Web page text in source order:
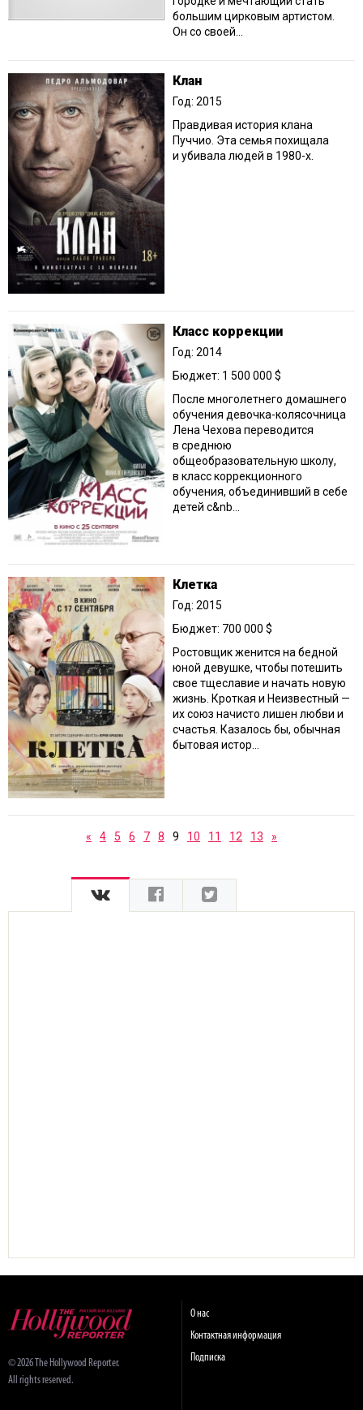
большим цирковым артистом.
Он со своей...
Клан
Год: 2015
Правдивая история клана
Пуччио. Эта семья похищала
и убивала людей в 1980-х.
Класс коррекции
Год: 2014
Бюджет: 1 500 000 $
После многолетнего домашнего
обучения девочка-колясочница
Лена Чехова переводится
в среднюю
общеобразовательную школу,
в класс коррекционного
обучения, объединивший в себе
детей с&nb...
Клетка
Год: 2015
Бюджет: 700 000 $
Ростовщик женится на бедной
юной девушке, чтобы потешить
свое тщеславие и начать новую
жизнь. Кроткая и Неизвестный —
их союз начисто лишен любви и
счастья. Казалось бы, обычная
бытовая истор...
« 4 5 6 7 8 9 10 11 12 13 »
© 2026 The Hollywood Reporter.
All rights reserved.
О нас
Контактная информация
Подписка